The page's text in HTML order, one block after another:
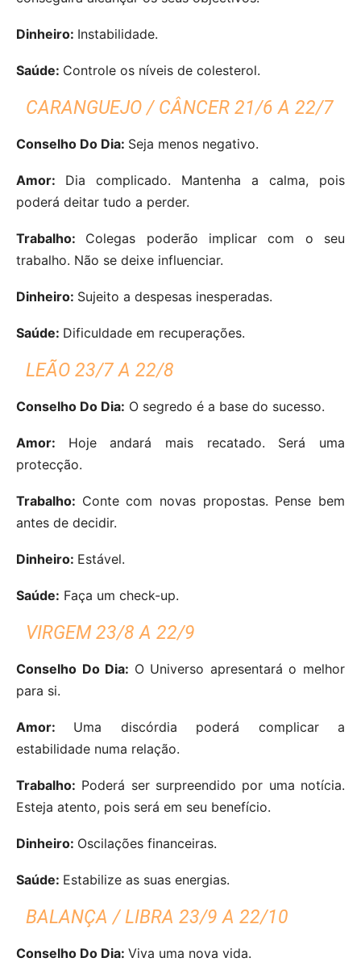
Dinheiro: Instabilidade.
Saúde: Controle os níveis de colesterol.
CARANGUEJO / CÂNCER 21/6 A 22/7
Conselho Do Dia: Seja menos negativo.
Amor: Dia complicado. Mantenha a calma, pois
poderá deitar tudo a perder.
Trabalho: Colegas poderão implicar com o seu
trabalho. Não se deixe influenciar.
Dinheiro: Sujeito a despesas inesperadas.
Saúde: Dificuldade em recuperações.
LEÃO 23/7 A 22/8
Conselho Do Dia: O segredo é a base do sucesso.
Amor: Hoje andará mais recatado. Será uma
protecção.
Trabalho: Conte com novas propostas. Pense bem
antes de decidir.
Dinheiro: Estável.
Saúde: Faça um check-up.
VIRGEM 23/8 A 22/9
Conselho Do Dia: O Universo apresentará o melhor
para si.
Amor: Uma discórdia poderá complicar a
estabilidade numa relação.
Trabalho: Poderá ser surpreendido por uma notícia.
Esteja atento, pois será em seu benefício.
Dinheiro: Oscilações financeiras.
Saúde: Estabilize as suas energias.
BALANÇA / LIBRA 23/9 A 22/10
Conselho Do Dia: Viva uma nova vida.